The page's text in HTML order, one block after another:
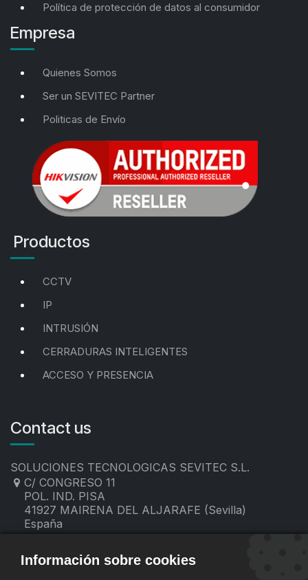
Política de protección de datos al consumidor
Empresa
Quienes Somos
Ser un SEVITEC Partner
Politicas de Envío
Productos
CCTV
IP
INTRUSIÓN
CERRADURAS INTELIGENTES
ACCESO Y PRESENCIA
Contact us
SOLUCIONES TECNOLOGICAS SEVITEC S.L.
C/ CONGRESO 11
POL. IND. PISA
41927 MAIRENA DEL ALJARAFE (Sevilla)
España
contacto@sevitec.es
Información sobre cookies